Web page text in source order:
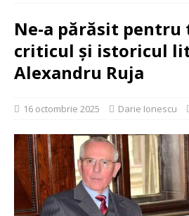
Ne-a părăsit pentru
criticul și istoricul
Alexandru Ruja
16 octombrie 2025 Darie Ionescu